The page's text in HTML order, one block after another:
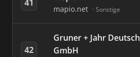
41
mapio.net Sonstige
42
Gruner + Jahr
GmbH